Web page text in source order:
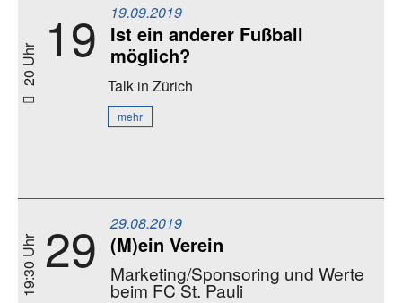
20 Uhr 19 19.09.2019
Ist ein anderer Fußball
möglich?
Talk in Zürich
mehr
19:30 Uhr29 29.08.2019
(M)ein Verein
Marketing/Sponsoring und Werte
beim FC St. Pauli